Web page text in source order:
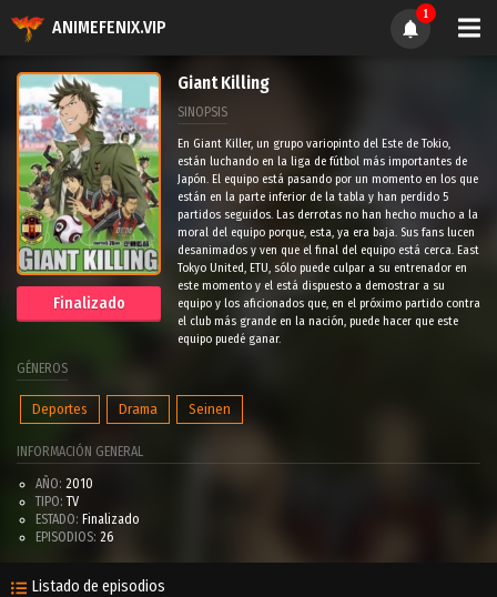
ANIMEFENIX.VIP
1
Finalizado
Giant Killing
SINOPSIS
En Giant Killer, un grupo variopinto del Este de Tokio,
están luchando en la liga de fútbol más importantes de
Japón. El equipo está pasando por un momento en los que
están en la parte inferior de la tabla y han perdido 5
partidos seguidos. Las derrotas no han hecho mucho a la
moral del equipo porque, esta, ya era baja. Sus fans lucen
desanimados y ven que el final del equipo está cerca. East
Tokyo United, ETU, sólo puede culpar a su entrenador en
este momento y el está dispuesto a demostrar a su
equipo y los aficionados que, en el próximo partido contra
el club más grande en la nación, puede hacer que este
equipo puedé ganar.
GÉNEROS
Deportes Drama Seinen
INFORMACIÓN GENERAL
AÑO: 2010
TIPO: TV
ESTADO: Finalizado
EPISODIOS: 26
Listado de episodios